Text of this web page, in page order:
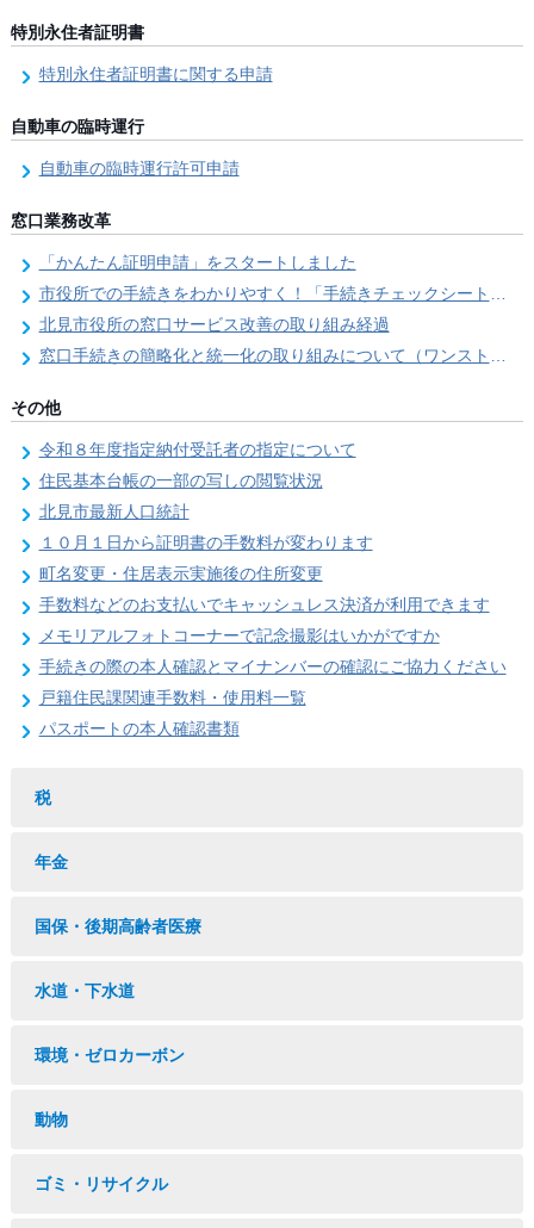
特別永住者証明書
特別永住者証明書に関する申請
自動車の臨時運行
自動車の臨時運行許可申請
窓口業務改革
「かんたん証明申請」をスタートしました
市役所での手続きをわかりやすく！「手続きチェックシート」を導入しました
北見市役所の窓口サービス改善の取り組み経過
窓口手続きの簡略化と統一化の取り組みについて（ワンストップサービス推進事業）
その他
令和８年度指定納付受託者の指定について
住民基本台帳の一部の写しの閲覧状況
北見市最新人口統計
１０月１日から証明書の手数料が変わります
町名変更・住居表示実施後の住所変更
手数料などのお支払いでキャッシュレス決済が利用できます
メモリアルフォトコーナーで記念撮影はいかがですか
手続きの際の本人確認とマイナンバーの確認にご協力ください
戸籍住民課関連手数料・使用料一覧
パスポートの本人確認書類
税
年金
国保・後期高齢者医療
水道・下水道
環境・ゼロカーボン
動物
ゴミ・リサイクル